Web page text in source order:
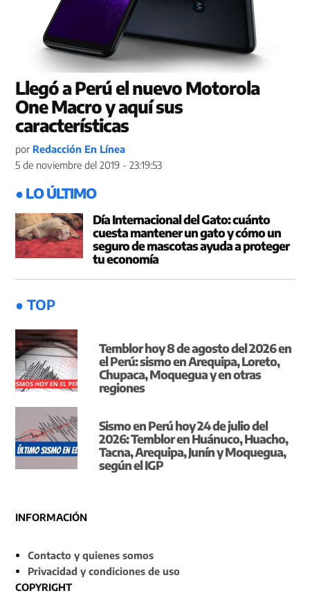
Llegó a Perú el nuevo Motorola
One Macro y aquí sus
características
por Redacción En Línea
5 de noviembre del 2019 - 23:19:53
● LO ÚLTIMO
Día Internacional del Gato: cuánto
cuesta mantener un gato y cómo un
seguro de mascotas ayuda a proteger
tu economía
● TOP
Temblor hoy 8 de agosto del 2026 en
el Perú: sismo en Arequipa, Loreto,
Chupaca, Moquegua y en otras
regiones
Sismo en Perú hoy 24 de julio del
2026: Temblor en Huánuco, Huacho,
Tacna, Arequipa, Junín y Moquegua,
según el IGP
INFORMACIÓN
Contacto y quienes somos
Privacidad y condiciones de uso
COPYRIGHT